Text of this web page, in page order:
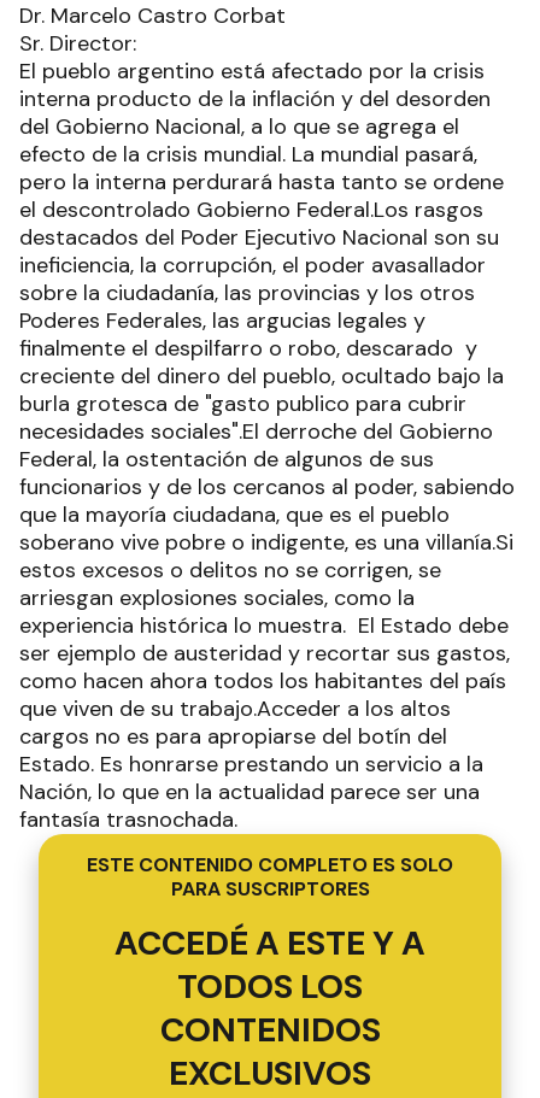
Dr. Marcelo Castro Corbat
Sr. Director:
El pueblo argentino está afectado por la crisis
interna producto de la inflación y del desorden
del Gobierno Nacional, a lo que se agrega el
efecto de la crisis mundial. La mundial pasará,
pero la interna perdurará hasta tanto se ordene
el descontrolado Gobierno Federal.Los rasgos
destacados del Poder Ejecutivo Nacional son su
ineficiencia, la corrupción, el poder avasallador
sobre la ciudadanía, las provincias y los otros
Poderes Federales, las argucias legales y
finalmente el despilfarro o robo, descarado y
creciente del dinero del pueblo, ocultado bajo la
burla grotesca de "gasto publico para cubrir
necesidades sociales".El derroche del Gobierno
Federal, la ostentación de algunos de sus
funcionarios y de los cercanos al poder, sabiendo
que la mayoría ciudadana, que es el pueblo
soberano vive pobre o indigente, es una villanía.Si
estos excesos o delitos no se corrigen, se
arriesgan explosiones sociales, como la
experiencia histórica lo muestra. El Estado debe
ser ejemplo de austeridad y recortar sus gastos,
como hacen ahora todos los habitantes del país
que viven de su trabajo.Acceder a los altos
cargos no es para apropiarse del botín del
Estado. Es honrarse prestando un servicio a la
Nación, lo que en la actualidad parece ser una
fantasía trasnochada.
ESTE CONTENIDO COMPLETO ES SOLO
PARA SUSCRIPTORES
ACCEDÉ A ESTE Y A
TODOS LOS
CONTENIDOS
EXCLUSIVOS